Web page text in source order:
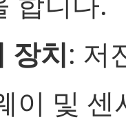
장치: 저
이 및 센